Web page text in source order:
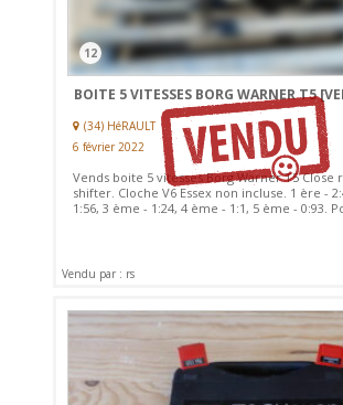
12
BOITE 5 VITESSES BORG WARNER T5
(34) HéRAULT
6 février 2022
Vends boite 5 vitesses Borg Warner T5 Close
shifter. Cloche V6 Essex non incluse. 1 ère -
1:56, 3 ème - 1:24, 4 ème - 1:1, 5 ème - 0:93.
Vendu par : rs